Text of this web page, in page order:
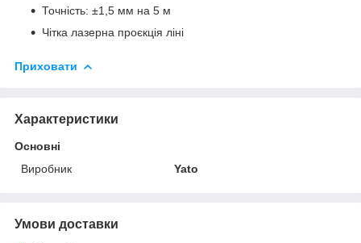
Точність: ±1,5 мм на 5 м
Чітка лазерна проєкція ліні
Приховати
Характеристики
Основні
Виробник
Yato
Умови доставки